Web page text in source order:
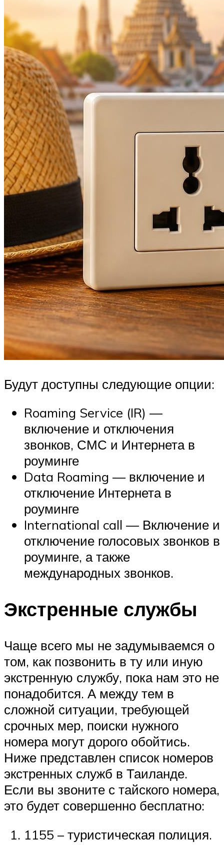
Будут доступны следующие опции:
Roaming Service (IR) —
включение и отключения
звонков, СМС и Интернета в
роуминге
Data Roaming — включение и
отключение Интернета в
роуминге
International call — Включение и
отключение голосовых звонков в
роуминге, а также
международных звонков.
Экстренные службы
Чаще всего мы не задумываемся о
том, как позвонить в ту или иную
экстренную службу, пока нам это не
понадобится. А между тем в
сложной ситуации, требующей
срочных мер, поиски нужного
номера могут дорого обойтись.
Ниже представлен список номеров
экстренных служб в Таиланде.
Если вы звоните с тайского номера,
это будет совершенно бесплатно:
1155 – туристическая полиция.